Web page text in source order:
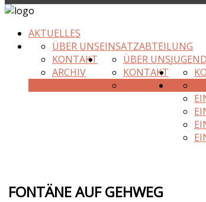
AKTUELLES
EINSATZABTEILUNG
ÜBER UNS
KONTAKT
ARCHIV
ÜBER UNS
KONTAKT
FONTÄNE AUF GEHWEG